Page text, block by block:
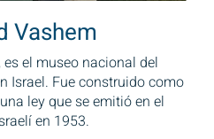
Vashem
es el museo nacional del
Israel. Fue construido como
ley que se emitió en el
en 1953.